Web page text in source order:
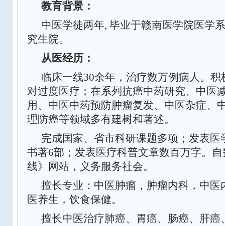
教育背景：
中医学徒两年, 毕业于赣南医学院医学
究生院。
从医经历：
临床一线30余年 ， 治疗数万例病人 。积
对过度医疗；在系列抗癌中药研究、中医
用、中医中药预防肿瘤复发、中医杂症、
理 防癌等领域多有建树和著述。
完成国家、省市科研课题多项；发表医
书著6部 ；发表医疗科普文章数百万字。
线》 网站， 义务服务社会。
擅长专业 ： 中医肿瘤，肿瘤内科，中医
医养生 ， 饮食保健。
擅长中医治疗肺癌、胃癌、肠癌、肝癌